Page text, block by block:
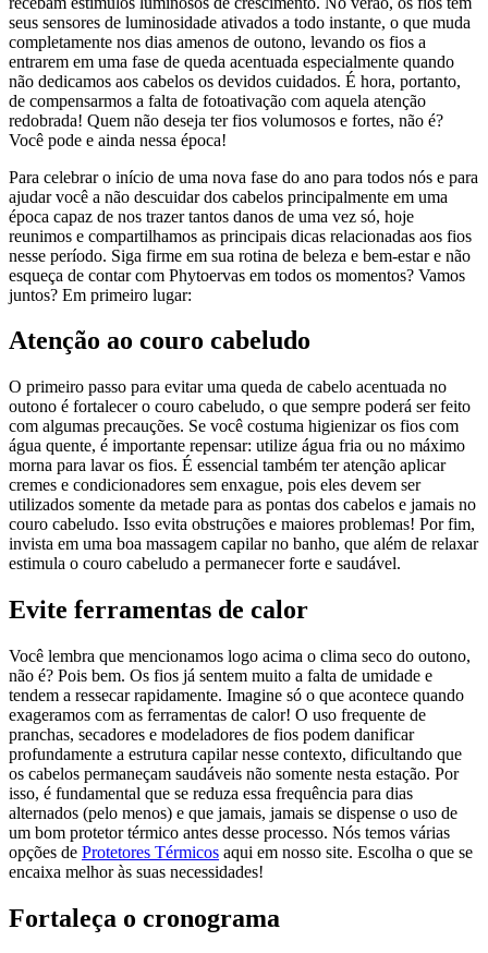
seus sensores de luminosidade ativados a todo instante, o que muda
completamente nos dias amenos de outono, levando os fios a
entrarem em uma fase de queda acentuada especialmente quando
não dedicamos aos cabelos os devidos cuidados. É hora, portanto,
de compensarmos a falta de fotoativação com aquela atenção
redobrada! Quem não deseja ter fios volumosos e fortes, não é?
Você pode e ainda nessa época!
Para celebrar o início de uma nova fase do ano para todos nós e para
ajudar você a não descuidar dos cabelos principalmente em uma
época capaz de nos trazer tantos danos de uma vez só, hoje
reunimos e compartilhamos as principais dicas relacionadas aos fios
nesse período. Siga firme em sua rotina de beleza e bem-estar e não
esqueça de contar com Phytoervas em todos os momentos? Vamos
juntos? Em primeiro lugar:
Atenção ao couro cabeludo
O primeiro passo para evitar uma queda de cabelo acentuada no
outono é fortalecer o couro cabeludo, o que sempre poderá ser feito
com algumas precauções. Se você costuma higienizar os fios com
água quente, é importante repensar: utilize água fria ou no máximo
morna para lavar os fios. É essencial também ter atenção aplicar
cremes e condicionadores sem enxague, pois eles devem ser
utilizados somente da metade para as pontas dos cabelos e jamais no
couro cabeludo. Isso evita obstruções e maiores problemas! Por fim,
invista em uma boa massagem capilar no banho, que além de relaxar
estimula o couro cabeludo a permanecer forte e saudável.
Evite ferramentas de calor
Você lembra que mencionamos logo acima o clima seco do outono,
não é? Pois bem. Os fios já sentem muito a falta de umidade e
tendem a ressecar rapidamente. Imagine só o que acontece quando
exageramos com as ferramentas de calor! O uso frequente de
pranchas, secadores e modeladores de fios podem danificar
profundamente a estrutura capilar nesse contexto, dificultando que
os cabelos permaneçam saudáveis não somente nesta estação. Por
isso, é fundamental que se reduza essa frequência para dias
alternados (pelo menos) e que jamais, jamais se dispense o uso de
um bom protetor térmico antes desse processo. Nós temos várias
opções de Protetores Térmicos aqui em nosso site. Escolha o que se
encaixa melhor às suas necessidades!
Fortaleça o cronograma